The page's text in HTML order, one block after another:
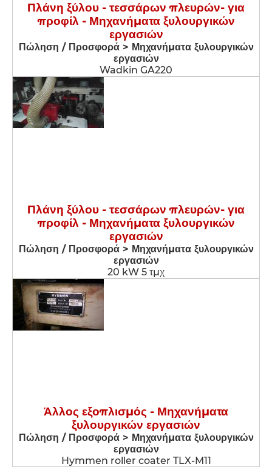
Πλάνη ξύλου - τεσσάρων πλευρών- για
προφίλ - Μηχανήματα ξυλουργικών
εργασιών
Πώληση / Προσφορά > Μηχανήματα ξυλουργικών
εργασιών
Wadkin GA220
Πλάνη ξύλου - τεσσάρων πλευρών- για
προφίλ - Μηχανήματα ξυλουργικών
εργασιών
Πώληση / Προσφορά > Μηχανήματα ξυλουργικών
εργασιών
20 kW 5 τμχ
Άλλος εξοπλισμός - Μηχανήματα
ξυλουργικών εργασιών
Πώληση / Προσφορά > Μηχανήματα ξυλουργικών
εργασιών
Hymmen roller coater TLX-M11